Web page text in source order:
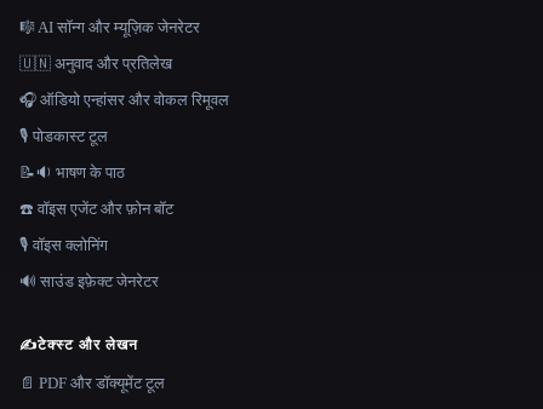
🎼 AI सॉन्ग और म्यूज़िक जेनरेटर
🇺🇳 अनुवाद और प्रतिलेख
🎧 ऑडियो एन्हांसर और वोकल रिमूवल
🎙️ पोडकास्ट टूल
📝🔉 भाषण के पाठ
☎️ वॉइस एजेंट और फ़ोन बॉट
🎙️ वॉइस क्लोनिंग
🔊 साउंड इफ़ेक्ट जेनरेटर
✍️टेक्स्ट और लेखन
📄 PDF और डॉक्यूमेंट टूल